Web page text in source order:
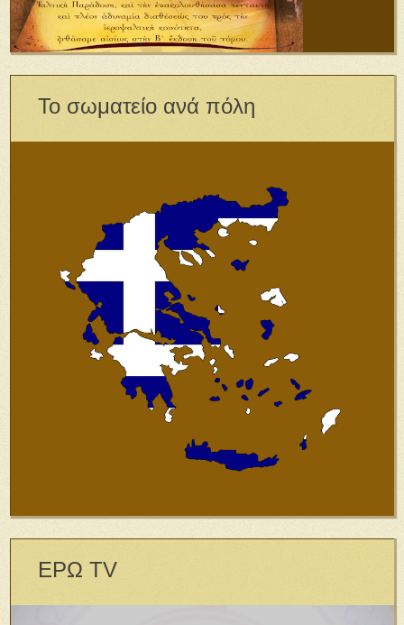
Το σωματείο ανά πόλη
ΕΡΩ TV